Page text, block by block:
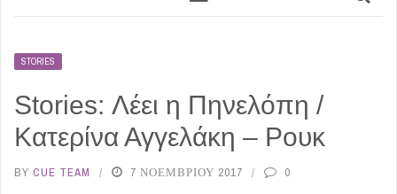
STORIES
Stories: Λέει η Πηνελόπη /
Κατερίνα Αγγελάκη – Ρουκ
BY CUE TEAM 7 ΝΟΕΜΒΡΊΟΥ 2017 0